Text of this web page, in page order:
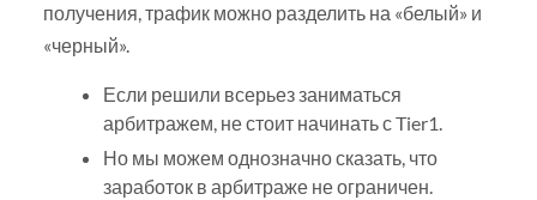
получения, трафик можно разделить на «белый» и
«черный».
Если решили всерьез заниматься
арбитражем, не стоит начинать с Tier1.
Но мы можем однозначно сказать, что
заработок в арбитраже не ограничен.